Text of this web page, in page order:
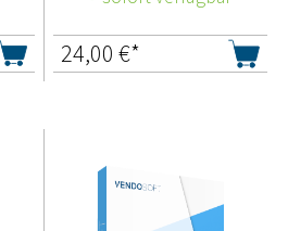
24,00 €*